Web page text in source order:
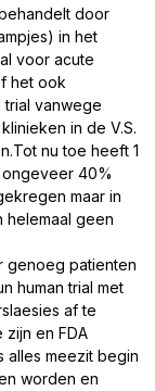
door
in het
voor acute
het ook
trial vanwege
in de V.S.
nu toe heeft 1
40%
maar in
geen
genoeg patienten
human trial met
af te
en FDA
alles meezit begin
worden en